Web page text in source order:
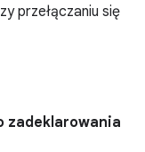
przełączaniu się
zadeklarowania